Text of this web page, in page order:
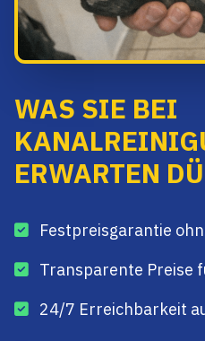
WAS SIE BEI
ERWARTEN
Festpreisgarantie
Transparente Preise
24/7 Erreichbarkeit